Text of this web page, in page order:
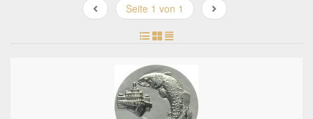
Seite 1 von 1